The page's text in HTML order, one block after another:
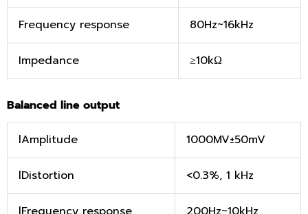
Frequency response 80Hz~16kHz
Impedance ≥10kΩ
Balanced line output
lAmplitude 1000MV±50mV
lDistortion <0.3%, 1 kHz